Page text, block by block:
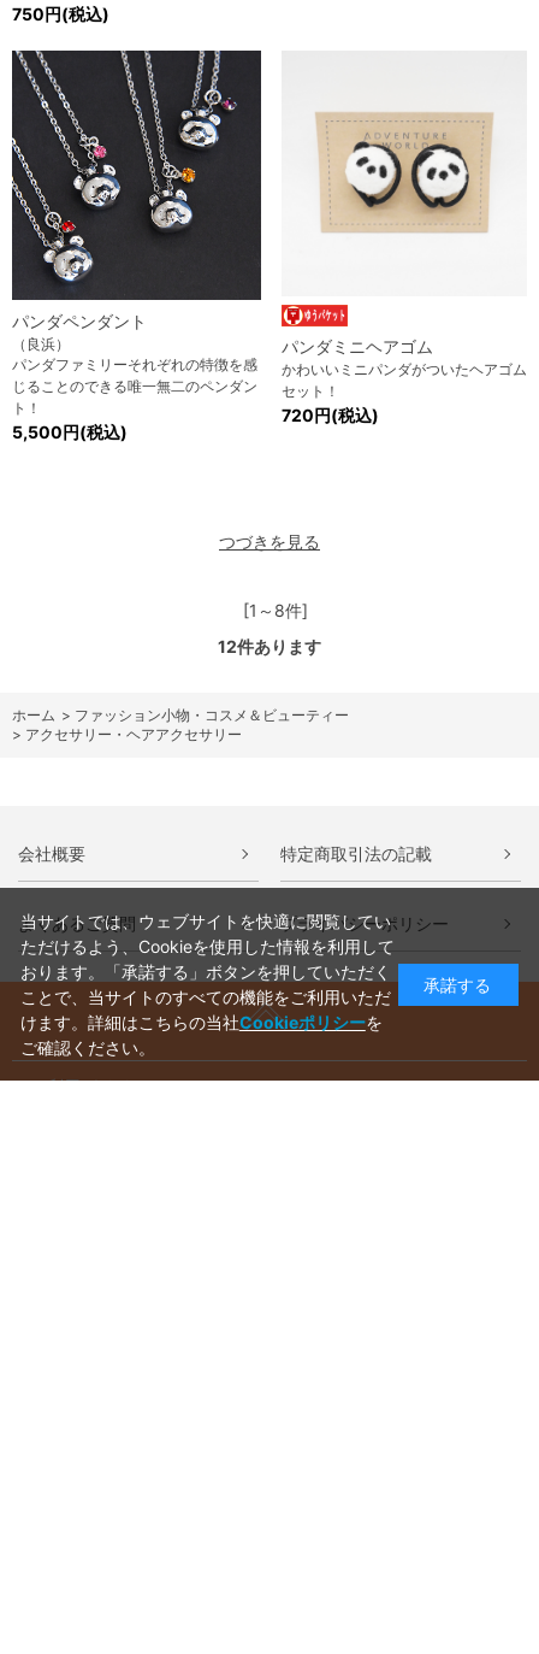
750円(税込)
パンダペンダント
（良浜）
パンダファミリーそれぞれの特徴を感
じることのできる唯一無二のペンダン
ト！
5,500円(税込)
パンダミニヘアゴム
かわいいミニパンダがついたヘアゴム
セット！
720円(税込)
つづきを見る
[1～8件]
12件あります
ホーム > ファッション小物・コスメ＆ビューティー
> アクセサリー・ヘアアクセサリー
会社概要 特定商取引法の記載
よくあるご質問 プライバシーポリシー
ご利用ガイド
当サイトでは、ウェブサイトを快適に閲覧してい
ただけるよう、Cookieを使用した情報を利用して
おります。「承諾する」ボタンを押していただく
ことで、当サイトのすべての機能をご利用いただ
けます。詳細はこちらの当社Cookieポリシーを
ご確認ください。
承諾する